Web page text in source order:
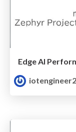
Edge AI